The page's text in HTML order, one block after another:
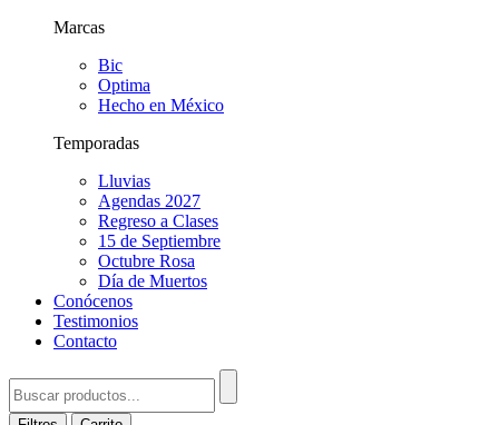
Marcas
Bic
Optima
Hecho en México
Temporadas
Lluvias
Agendas 2027
Regreso a Clases
15 de Septiembre
Octubre Rosa
Día de Muertos
Conócenos
Testimonios
Contacto